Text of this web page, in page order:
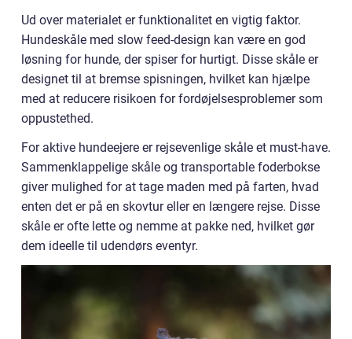
Ud over materialet er funktionalitet en vigtig faktor.
Hundeskåle med slow feed-design kan være en god
løsning for hunde, der spiser for hurtigt. Disse skåle er
designet til at bremse spisningen, hvilket kan hjælpe
med at reducere risikoen for fordøjelsesproblemer som
oppustethed.
For aktive hundeejere er rejsevenlige skåle et must-have.
Sammenklappelige skåle og transportable foderbokse
giver mulighed for at tage maden med på farten, hvad
enten det er på en skovtur eller en længere rejse. Disse
skåle er ofte lette og nemme at pakke ned, hvilket gør
dem ideelle til udendørs eventyr.